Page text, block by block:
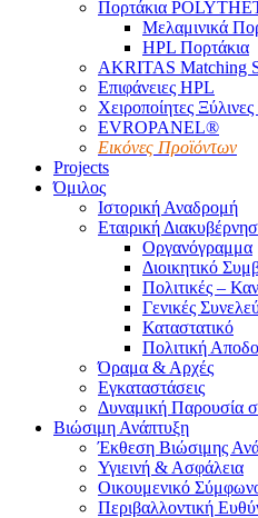
Πορτάκια
Μελαμινικά
HPL Πορτάκια
AKRITAS Matching
Επιφάνειες HPL
Χειροποίητες Ξύλινες
EVROPANEL®
Εικόνες Προϊόντων
Projects
Όμιλος
Ιστορική Αναδρομή
Εταιρική
Οργανόγραμμα
Διοικητικό
Πολιτικές –
Γενικές
Καταστατικό
Πολιτική
Όραμα & Αρχές
Εγκαταστάσεις
Δυναμική Παρουσία
Βιώσιμη Ανάπτυξη
Έκθεση Βιώσιμης
Υγιεινή & Ασφάλεια
Οικουμενικό
Περιβαλλοντική